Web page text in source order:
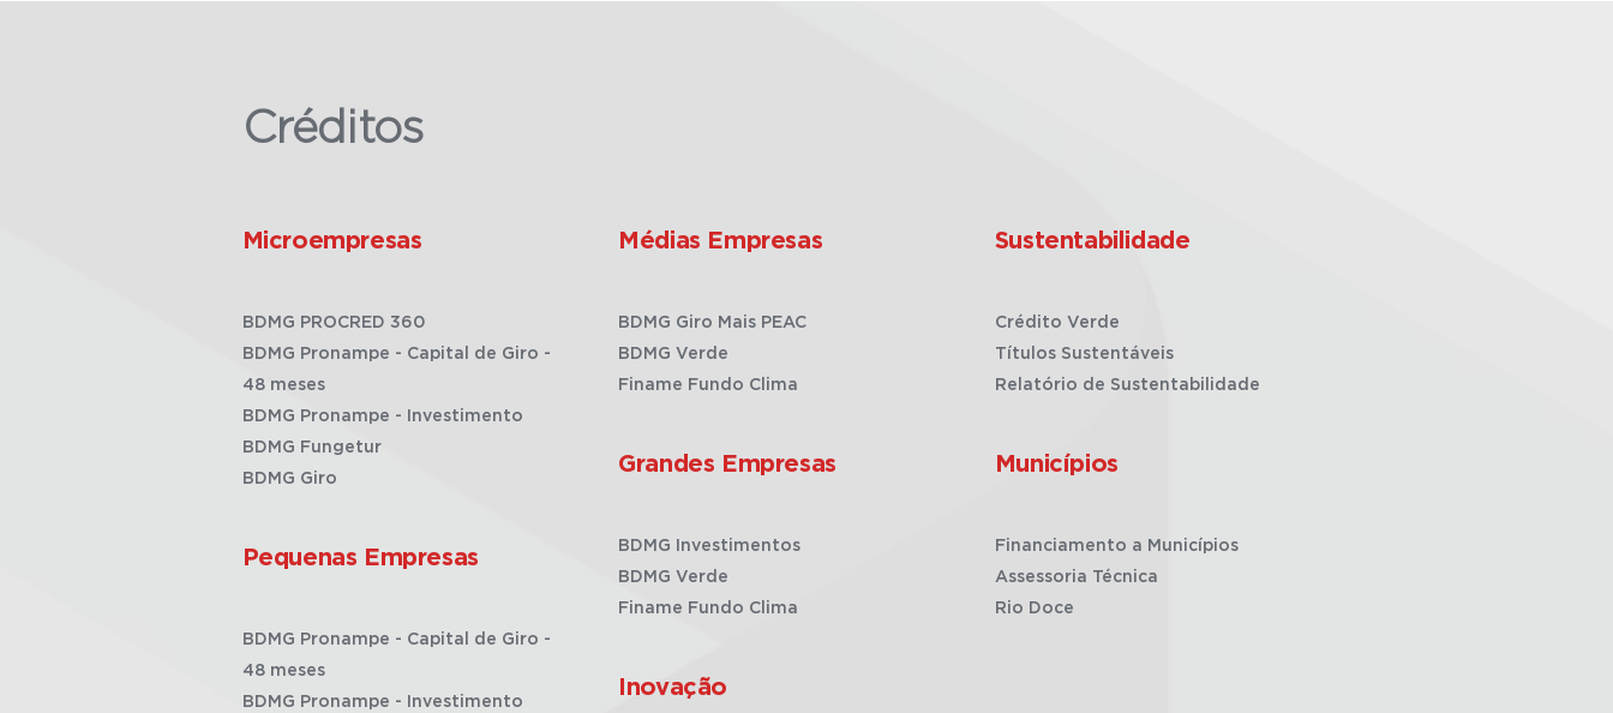
Créditos
Microempresas
BDMG PROCRED 360
BDMG Pronampe - Capital de Giro -
48 meses
BDMG Pronampe - Investimento
BDMG Fungetur
BDMG Giro
Pequenas Empresas
BDMG Pronampe - Capital de Giro -
48 meses
BDMG Pronampe - Investimento
Médias Empresas
BDMG Giro Mais PEAC
BDMG Verde
Finame Fundo Clima
Grandes Empresas
BDMG Investimentos
BDMG Verde
Finame Fundo Clima
Inovação
Sustentabilidade
Crédito Verde
Títulos Sustentáveis
Relatório de Sustentabilidade
Municípios
Financiamento a Municípios
Assessoria Técnica
Rio Doce